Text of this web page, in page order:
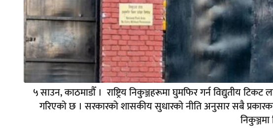
५ साउन, काठमाडौँ । राष्ट्रिय निकुञ्जहरूमा घुमफिर गर्न विद्युतीय
गरिएको छ । सरकारको शासकीय सुधारको नीति अनुसार सबै